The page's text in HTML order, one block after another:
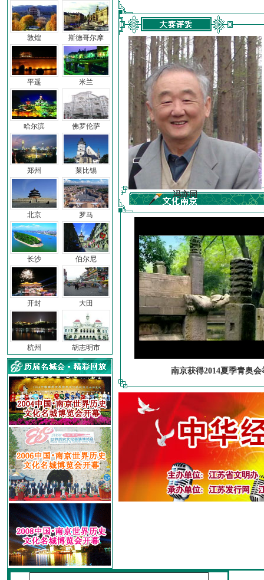
敦煌
平遥
哈尔滨
郑州
北京
长沙
开封
杭州
斯德哥尔摩
米兰
佛罗伦萨
莱比锡
罗马
伯尔尼
大田
胡志明市
子 冯亦同
南京获得2014夏季青奥会